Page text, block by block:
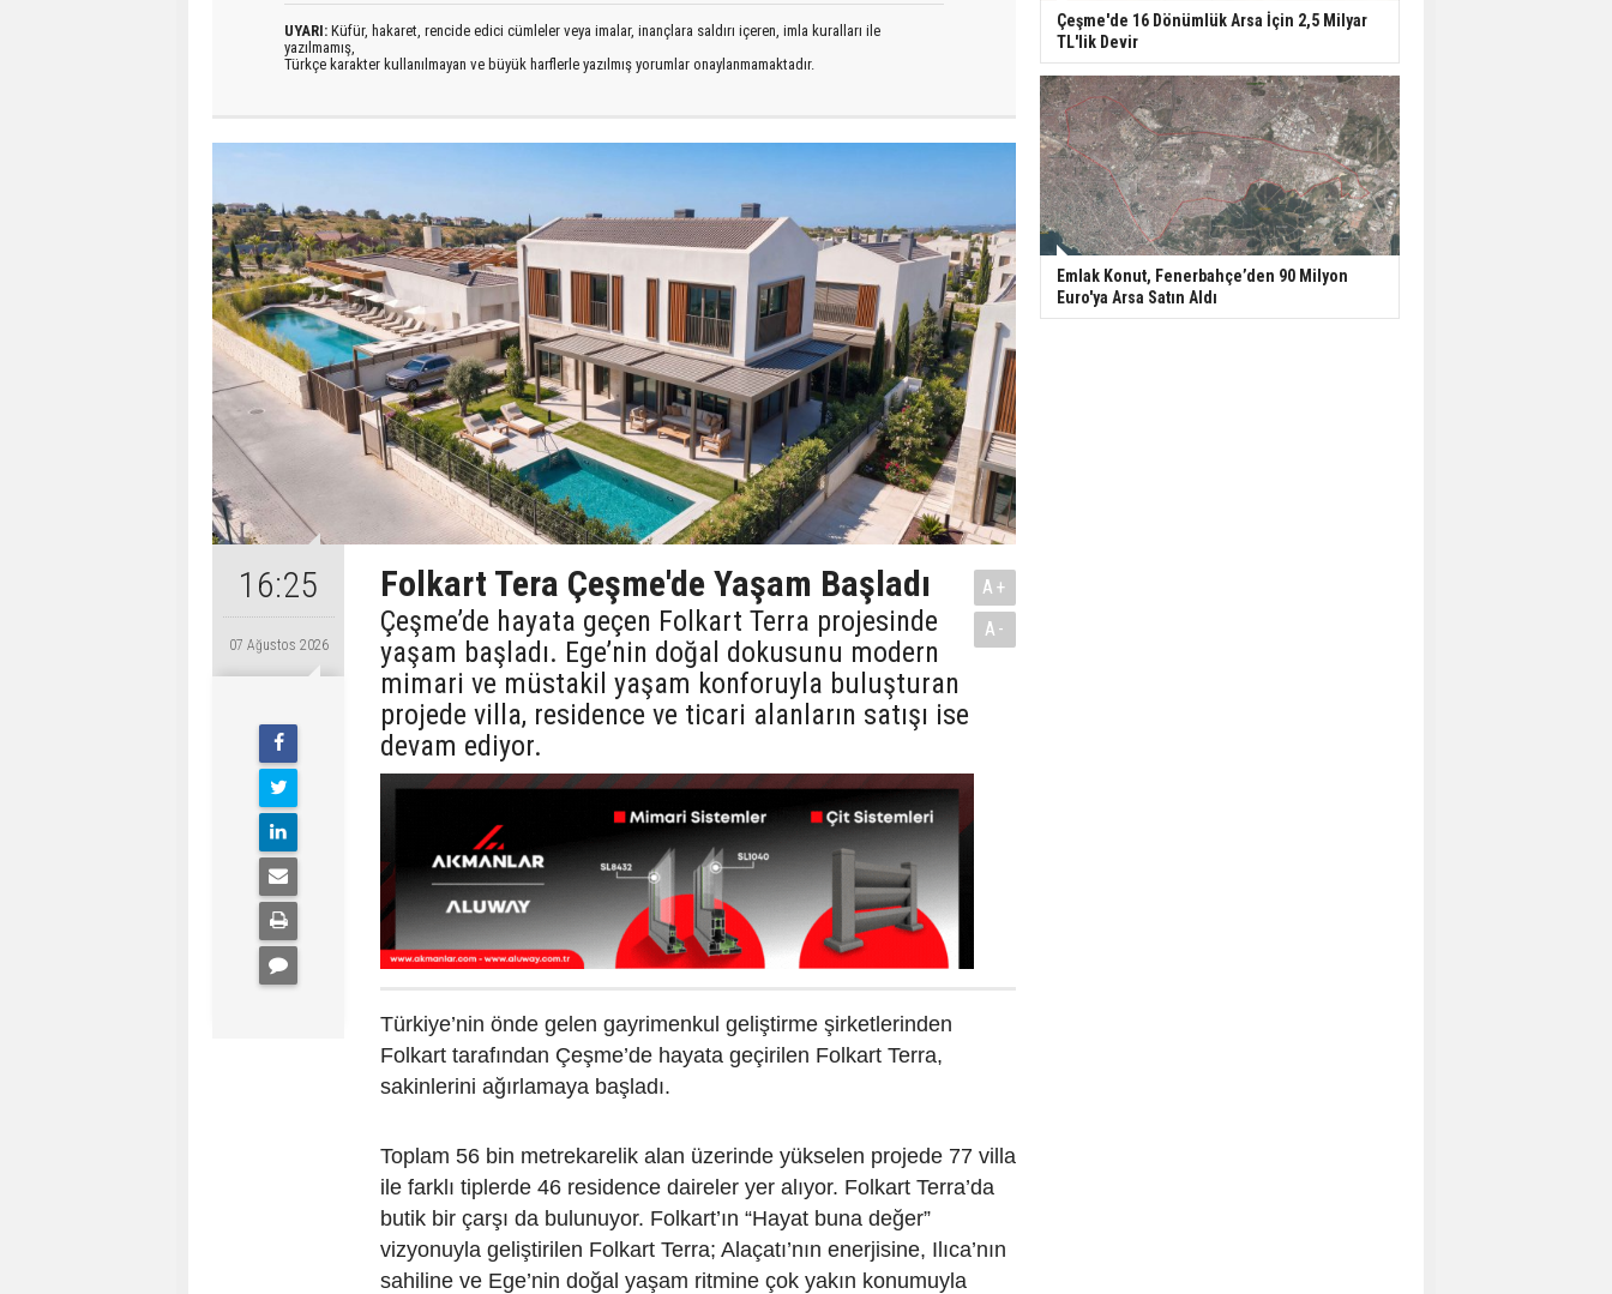
UYARI: Küfür, hakaret, rencide edici cümleler veya imalar, inançlara saldırı içeren, imla kuralları ile
yazılmamış,
Türkçe karakter kullanılmayan ve büyük harflerle yazılmış yorumlar onaylanmamaktadır.
16:25
07 Ağustos 2026
Folkart Tera Çeşme'de Yaşam Başladı
Çeşme’de hayata geçen Folkart Terra projesinde
yaşam başladı. Ege’nin doğal dokusunu modern
mimari ve müstakil yaşam konforuyla buluşturan
projede villa, residence ve ticari alanların satışı ise
devam ediyor.
A+
A-
Türkiye’nin önde gelen gayrimenkul geliştirme şirketlerinden
Folkart tarafından Çeşme’de hayata geçirilen Folkart Terra,
sakinlerini ağırlamaya başladı.
Toplam 56 bin metrekarelik alan üzerinde yükselen projede 77 villa
ile farklı tiplerde 46 residence daireler yer alıyor. Folkart Terra’da
butik bir çarşı da bulunuyor. Folkart’ın “Hayat buna değer”
vizyonuyla geliştirilen Folkart Terra; Alaçatı’nın enerjisine, Ilıca’nın
sahiline ve Ege’nin doğal yaşam ritmine çok yakın konumuyla
Çeşme'de 16 Dönümlük Arsa İçin 2,5 Milyar
TL'lik Devir
Emlak Konut, Fenerbahçe’den 90 Milyon
Euro'ya Arsa Satın Aldı